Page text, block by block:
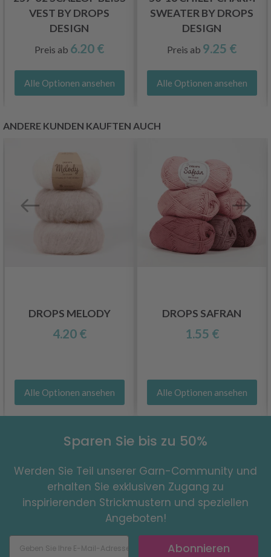
VEST BY DROPS
DESIGN
Preis ab 6.20 €
Alle Optionen ansehen
SWEATER BY DROPS
DESIGN
Preis ab 9.25 €
Alle Optionen ansehen
ANDERE KUNDEN KAUFTEN AUCH
DROPS MELODY
4.20 €
Alle Optionen ansehen
DROPS SAFRAN
1.55 €
Alle Optionen ansehen
Sparen Sie bis zu 50%
Werden Sie Teil unserer Garn-Community und
erhalten Sie exklusiven Zugang zu
inspirierenden Strickmustern und speziellen
Angeboten!
Abonnieren